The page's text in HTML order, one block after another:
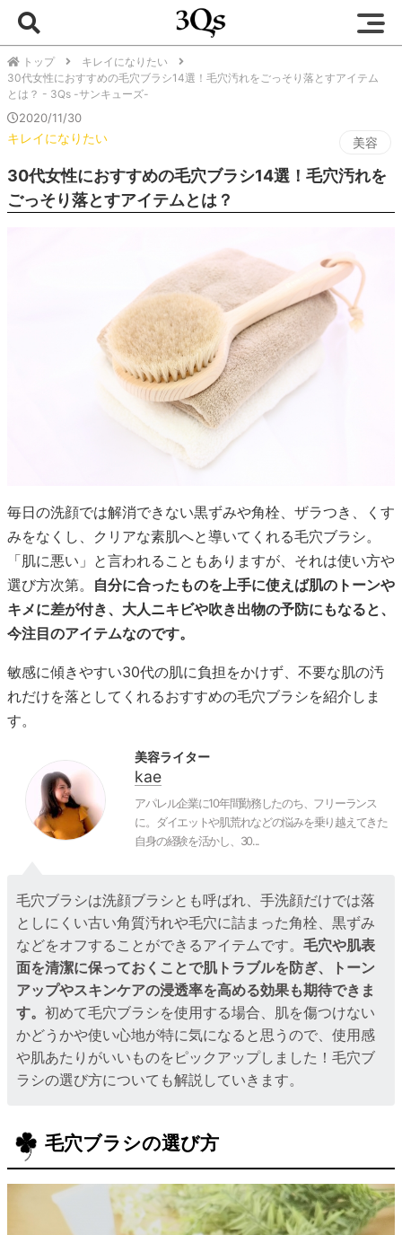
トップ
キレイになりたい
30代女性におすすめの毛穴ブラシ14選！毛穴汚れをごっそり落とすアイテム
とは？ - 3Qs -サンキューズ-
2020/11/30
キレイになりたい 美容
30代女性におすすめの毛穴ブラシ14選！毛穴汚れを
ごっそり落とすアイテムとは？
毎日の洗顔では解消できない黒ずみや角栓、ザラつき、くす
みをなくし、クリアな素肌へと導いてくれる毛穴ブラシ。
「肌に悪い」と言われることもありますが、それは使い方や
選び方次第。 自分に合ったものを上手に使えば肌のトーンや
キメに差が付き、大人ニキビや吹き出物の予防にもなると、
今注目のアイテムなのです。
敏感に傾きやすい30代の肌に負担をかけず、不要な肌の汚
れだけを落としてくれるおすすめの毛穴ブラシを紹介しま
す。
美容ライター
kae
アパレル企業に10年間勤務したのち、フリーランス
に。ダイエットや肌荒れなどの悩みを乗り越えてきた
自身の経験を活かし、30...
毛穴ブラシは洗顔ブラシとも呼ばれ、手洗顔だけでは落
としにくい古い角質汚れや毛穴に詰まった角栓、黒ずみ
などをオフすることができるアイテムです。毛穴や肌表
面を清潔に保っておくことで肌トラブルを防ぎ、トーン
アップやスキンケアの浸透率を高める効果も期待できま
す。初めて毛穴ブラシを使用する場合、肌を傷つけない
かどうかや使い心地が特に気になると思うので、使用感
や肌あたりがいいものをピックアップしました！毛穴ブ
ラシの選び方についても解説していきます。
毛穴ブラシの選び方